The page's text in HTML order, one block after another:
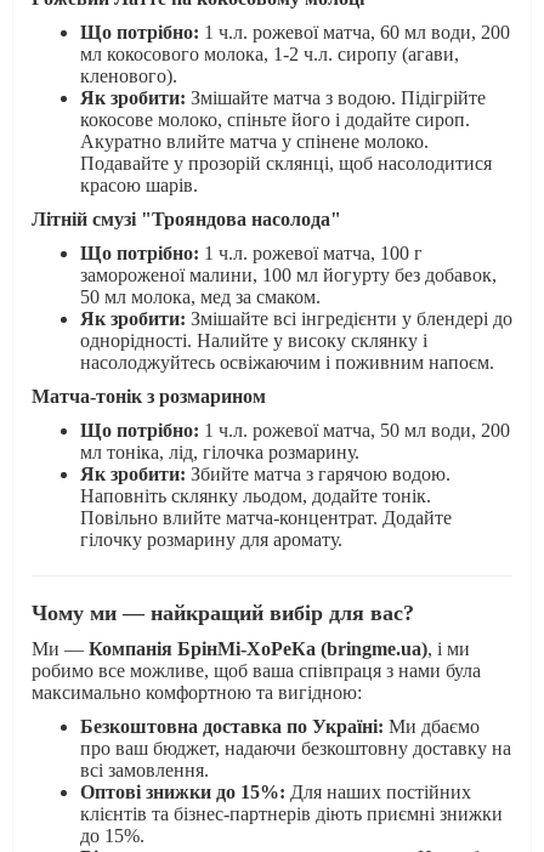
Що потрібно: 1 ч.л. рожевої матча, 60 мл води, 200
мл кокосового молока, 1-2 ч.л. сиропу (агави,
кленового).
Як зробити: Змішайте матча з водою. Підігрійте
кокосове молоко, спіньте його і додайте сироп.
Акуратно влийте матча у спінене молоко.
Подавайте у прозорій склянці, щоб насолодитися
красою шарів.
Літній смузі "Трояндова насолода"
Що потрібно: 1 ч.л. рожевої матча, 100 г
замороженої малини, 100 мл йогурту без добавок,
50 мл молока, мед за смаком.
Як зробити: Змішайте всі інгредієнти у блендері до
однорідності. Налийте у високу склянку і
насолоджуйтесь освіжаючим і поживним напоєм.
Матча-тонік з розмарином
Що потрібно: 1 ч.л. рожевої матча, 50 мл води, 200
мл тоніка, лід, гілочка розмарину.
Як зробити: Збийте матча з гарячою водою.
Наповніть склянку льодом, додайте тонік.
Повільно влийте матча-концентрат. Додайте
гілочку розмарину для аромату.
Чому ми — найкращий вибір для вас?
Ми — Компанія БрінМі-ХоРеКа (bringme.ua), і ми
робимо все можливе, щоб ваша співпраця з нами була
максимально комфортною та вигідною:
Безкоштовна доставка по Україні: Ми дбаємо
про ваш бюджет, надаючи безкоштовну доставку на
всі замовлення.
Оптові знижки до 15%: Для наших постійних
клієнтів та бізнес-партнерів діють приємні знижки
до 15%.